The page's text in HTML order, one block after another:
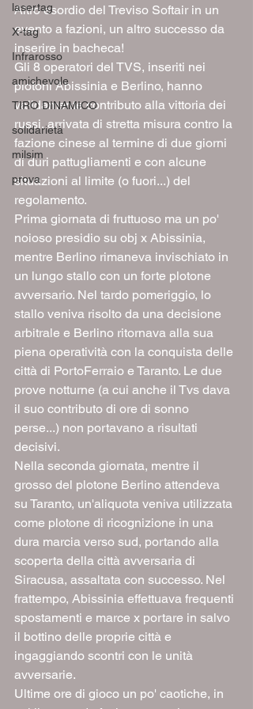
lasertag
X-tag
Infrarosso
amichevole
TIRO DINAMICO
solidarietà
milsim
prova
Altro esordio del Treviso Softair in un
evento a fazioni, un altro successo da
inserire in bacheca!
Gli 8 operatori del TVS, inseriti nei
plotoni Abissinia e Berlino, hanno
validamente contributo alla vittoria dei
russi, arrivata di stretta misura contro la
fazione cinese al termine di due giorni
di duri pattugliamenti e con alcune
situazioni al limite (o fuori...) del
regolamento.
Prima giornata di fruttuoso ma un po'
noioso presidio su obj x Abissinia,
mentre Berlino rimaneva invischiato in
un lungo stallo con un forte plotone
avversario. Nel tardo pomeriggio, lo
stallo veniva risolto da una decisione
arbitrale e Berlino ritornava alla sua
piena operatività con la conquista delle
città di PortoFerraio e Taranto. Le due
prove notturne (a cui anche il Tvs dava
il suo contributo di ore di sonno
perse...) non portavano a risultati
decisivi.
Nella seconda giornata, mentre il
grosso del plotone Berlino attendeva
su Taranto, un'aliquota veniva utilizzata
come plotone di ricognizione in una
dura marcia verso sud, portando alla
scoperta della città avversaria di
Siracusa, assaltata con successo. Nel
frattempo, Abissinia effettuava frequenti
spostamenti e marce x portare in salvo
il bottino delle proprie città e
ingaggiando scontri con le unità
avversarie.
Ultime ore di gioco un po' caotiche, in